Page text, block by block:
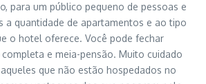
para um público pequeno de pessoas e
a quantidade de apartamentos e ao tipo
o hotel oferece. Você pode fechar
e meia-pensão. Muito cuidado
que não estão hospedados no